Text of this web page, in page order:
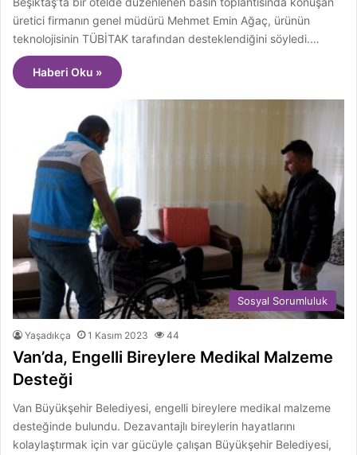
üretici firmanın genel müdürü Mehmet Emin Ağaç, ürünün
teknolojisinin TÜBİTAK tarafından desteklendiğini söyledi.…
Haberi Oku »
Sosyal Sorumluluk
Yaşadıkça 1 Kasım 2023 44
Van’da, Engelli Bireylere Medikal Malzeme
Desteği
Van Büyükşehir Belediyesi, engelli bireylere medikal malzeme
desteğinde bulundu. Dezavantajlı bireylerin hayatlarını
kolaylaştırmak için var gücüyle çalışan Büyükşehir Belediyesi,